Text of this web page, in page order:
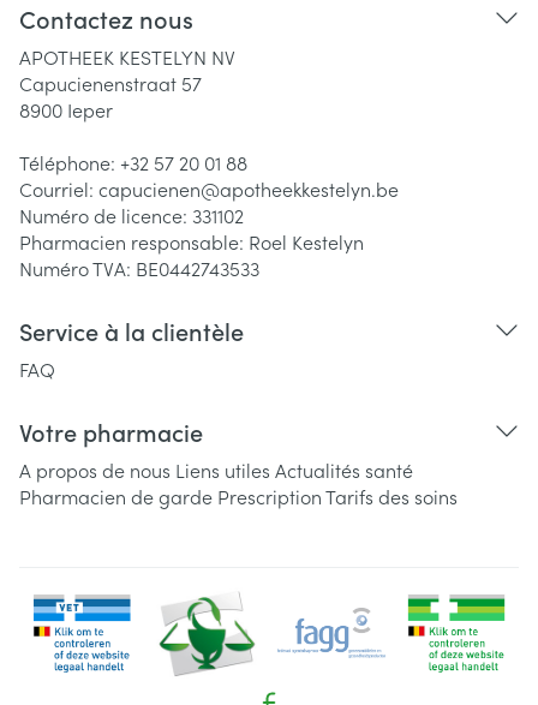
Contactez nous
APOTHEEK KESTELYN NV
Capucienenstraat 57
8900 Ieper
Téléphone: +32 57 20 01 88
Courriel: capucienen@apotheekkestelyn.be
Numéro de licence: 331102
Pharmacien responsable: Roel Kestelyn
Numéro TVA: BE0442743533
Service à la clientèle
FAQ
Votre pharmacie
A propos de nous Liens utiles Actualités santé
Pharmacien de garde PrescriptionTarifs des soins